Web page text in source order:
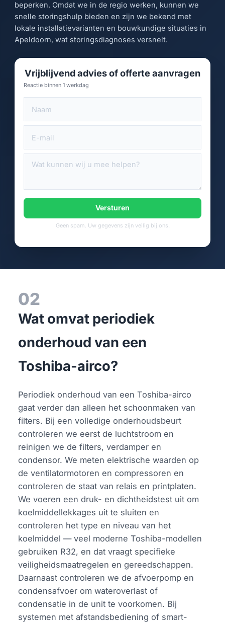
beperken. Omdat we in de regio werken, kunnen we
snelle storingshulp bieden en zijn we bekend met
lokale installatievarianten en bouwkundige situaties in
Apeldoorn, wat storingsdiagnoses versnelt.
Vrijblijvend advies of offerte aanvragen
Reactie binnen 1 werkdag
Versturen
Geen spam. Uw gegevens zijn veilig bij ons.
02
Wat omvat periodiek
onderhoud van een
Toshiba-airco?
Periodiek onderhoud van een Toshiba-airco
gaat verder dan alleen het schoonmaken van
filters. Bij een volledige onderhoudsbeurt
controleren we eerst de luchtstroom en
reinigen we de filters, verdamper en
condensor. We meten elektrische waarden op
de ventilatormotoren en compressoren en
controleren de staat van relais en printplaten.
We voeren een druk- en dichtheidstest uit om
koelmiddellekkages uit te sluiten en
controleren het type en niveau van het
koelmiddel — veel moderne Toshiba-modellen
gebruiken R32, en dat vraagt specifieke
veiligheidsmaatregelen en gereedschappen.
Daarnaast controleren we de afvoerpomp en
condensafvoer om wateroverlast of
condensatie in de unit te voorkomen. Bij
systemen met afstandsbediening of smart-